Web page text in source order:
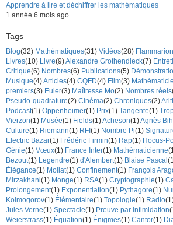
Apprendre à lire et déchiffrer les mathématiques
1 année 6 mois ago
Tags
Blog(32) Mathématiques(31) Vidéos(28) Flammarion
Livres(10) Livre(9)Alexandre Grothendieck(7)
Critique(6) Nombres(6) Publications(5)
Musique(4)Articles(4) CQFD(4) Film(3)
premiers(3) Euler(3) Maîtresse Mo(2) Nombres réels
Pseudo-quadrature(2) Cinéma(2) Chroniques(2)
Podcast(1) Oppenheimer(1) Prix(1) Tangente(1)
Vierzon(1) Musée(1) Fields(1)Acheson(1)Agnès Bihl
Culture(1) Riemann(1) RFI (1) Nombre Pi(1)
Electric Bazar(1) Frédéric Firmin(1) Rap(1) Hocus-
Génie(1) Vœux(1) France Inter(1) Mathématicienne
Bezout(1) Legendre(1) d'Alembert(1) Blaise Pascal
Élégance(1) Mollat(1) Confinement(1) François
Mirzakhani(1) Monge(1) RSA(1) Cryptographie(1)
Prolongement(1) Exponentiation(1) Pythagore(1)
Kolmogorov(1) Élémentaire(1) Topologie(1) Radio
Jules Verne(1) Spectacle(1) Preuve par intimidation
Weierstrass(1) Équation(1) Énigmes(1) Cantor(1)